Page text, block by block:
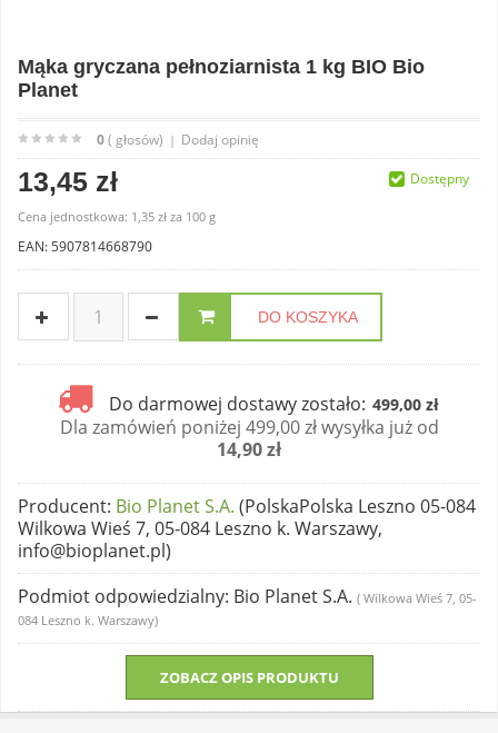
Mąka gryczana pełnoziarnista 1 kg BIO Bio
Planet
0( głosów) | Dodaj opinię
13,45 zł
Cena jednostkowa: 1,35 zł za 100 g
EAN: 5907814668790
DO KOSZYKA
Do darmowej dostawy zostało: 499,00 zł
Dla zamówień poniżej 499,00 zł wysyłka już od
14,90 zł
Dostępny
Producent: Bio Planet S.A. (PolskaPolska Leszno 05-084
Wilkowa Wieś 7, 05-084 Leszno k. Warszawy,
info@bioplanet.pl)
Podmiot odpowiedzialny: Bio Planet S.A. ( Wilkowa Wieś 7, 05-
084 Leszno k. Warszawy)
ZOBACZ OPIS PRODUKTU